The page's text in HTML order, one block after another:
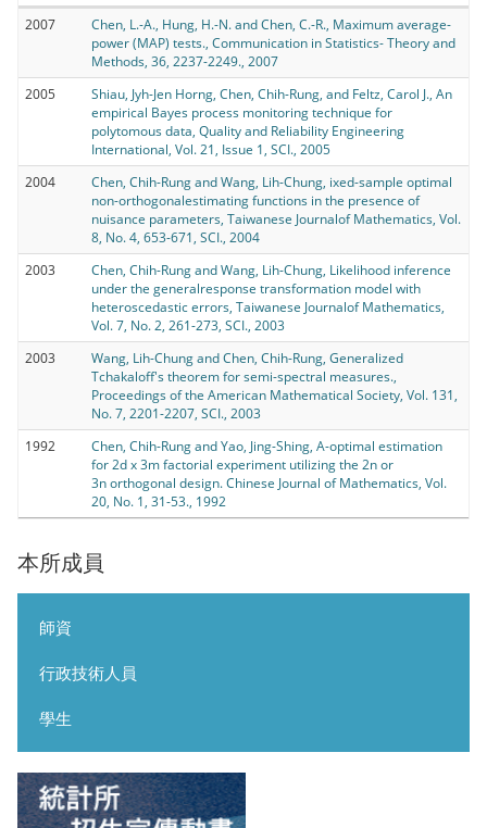
本所成員
師資
行政技術人員
學生
2007
Chen, L.-A., Hung, H.-N. and Chen, C.-R., Maximum average-
power (MAP) tests., Communication in Statistics- Theory and
Methods, 36, 2237-2249., 2007
2005
Shiau, Jyh-Jen Horng, Chen, Chih-Rung, and Feltz, Carol J., An
empirical Bayes process monitoring technique for
polytomous data, Quality and Reliability Engineering
International, Vol. 21, Issue 1, SCI., 2005
2004
Chen, Chih-Rung and Wang, Lih-Chung, ixed-sample optimal
non-orthogonalestimating functions in the presence of
nuisance parameters, Taiwanese Journalof Mathematics, Vol.
8, No. 4, 653-671, SCI., 2004
2003
Chen, Chih-Rung and Wang, Lih-Chung, Likelihood inference
under the generalresponse transformation model with
heteroscedastic errors, Taiwanese Journalof Mathematics,
Vol. 7, No. 2, 261-273, SCI., 2003
2003
Wang, Lih-Chung and Chen, Chih-Rung, Generalized
Tchakaloff's theorem for semi-spectral measures.,
Proceedings of the American Mathematical Society, Vol. 131,
No. 7, 2201-2207, SCI., 2003
1992
Chen, Chih-Rung and Yao, Jing-Shing, A-optimal estimation
for 2d x 3m factorial experiment utilizing the 2n or
3n orthogonal design. Chinese Journal of Mathematics, Vol.
20, No. 1, 31-53., 1992